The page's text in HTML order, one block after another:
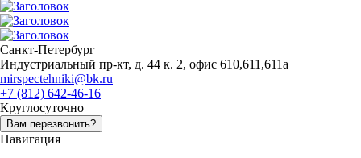
Санкт-Петербург
Индустриальный пр-кт, д. 44 к. 2, офис 610,611,611а
mirspectehniki@bk.ru
+7 (812) 642-46-16
Круглосуточно
Вам перезвонить?
Навигация